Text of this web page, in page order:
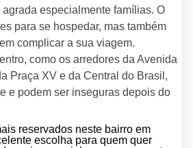
especialmente famílias. O
para se hospedar, mas também
complicar a sua viagem.
como os arredores da Avenida
Praça XV e da Central do Brasil,
e podem ser inseguras depois do
reservados neste bairro em
escolha para quem quer